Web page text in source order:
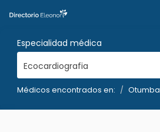
Especialidad médica
Ecocardiografia
Médicos encontrados en: Otumba